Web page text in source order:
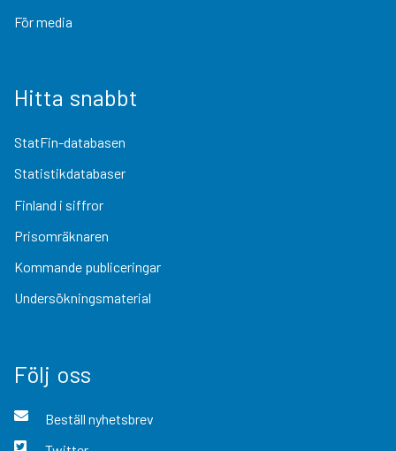
För media
Hitta snabbt
StatFin-databasen
Statistikdatabaser
Finland i siffror
Prisomräknaren
Kommande publiceringar
Undersökningsmaterial
Följ oss
Beställ nyhetsbrev